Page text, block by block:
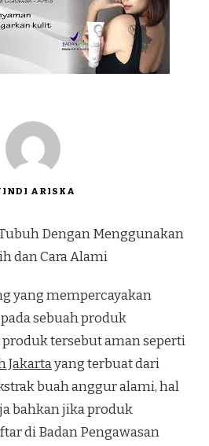
ARISKA
Dengan Menggunakan
dan Cara Alami
yang mempercayakan
sebuah produk
tersebut aman seperti
Jakartayang terbuat dari
buah anggur alami, hal
bahkan jika produk
di Badan Pengawasan